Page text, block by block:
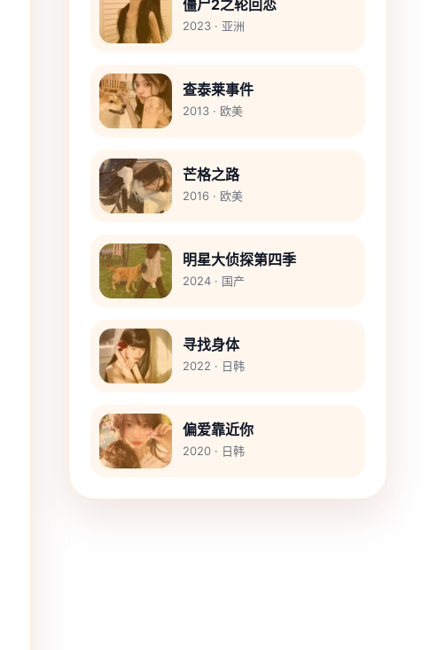
僵尸2之轮回恋
2023 · 亚洲
查泰莱事件
2013 · 欧美
芒格之路
2016 · 欧美
明星大侦探第四季
2024 · 国产
寻找身体
2022 · 日韩
偏爱靠近你
2020 · 日韩